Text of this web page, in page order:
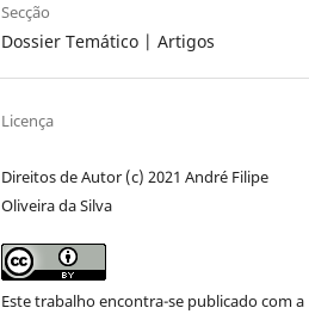
Secção
Dossier Temático | Artigos
Licença
Direitos de Autor (c) 2021 André Filipe
Oliveira da Silva
Este trabalho encontra-se publicado com a